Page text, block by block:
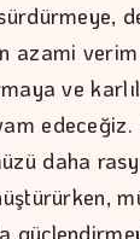
azami
ve
edeceğiz.
daha